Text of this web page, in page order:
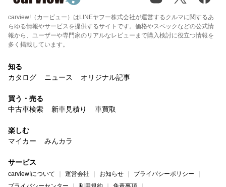
carview!（カービュー）はLINEヤフー株式会社が運営するクルマに関するあ
らゆる情報やサービスを提供するサイトです。価格やスペックなどの公式情
報から、ユーザーや専門家のリアルなレビューまで購入検討に役立つ情報を
多く掲載しています。
知る
カタログ
ニュース オリジナル記事
買う・売る
中古車検索
新車見積り 車買取
楽しむ
マイカー
みんカラ
サービス
carview!について 運営会社 お知らせ
プライバシーポリシー